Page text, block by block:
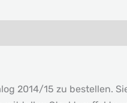
2014/15 zu bestellen.